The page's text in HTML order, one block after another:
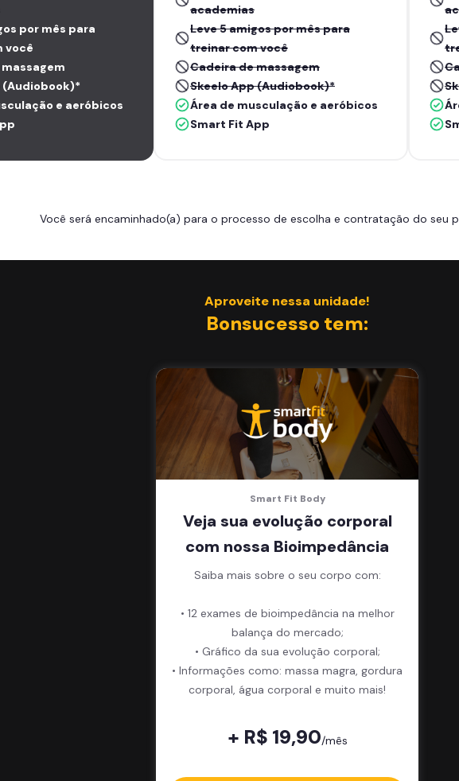
por mês para
você
(Audiobook)*
e aeróbicos
academias
Leve 5 amigos por mês para
treinar com você
Cadeira de massagem
Skeelo App (Audiobook)*
Área de musculação e aeróbicos
Smart Fit App
Você será encaminhado(a) para o processo de escolha e contratação do seu
Aproveite nessa unidade!
Bonsucesso tem:
Smart Fit Body
Veja sua evolução corporal
com nossa Bioimpedância
Saiba mais sobre o seu corpo com:
• 12 exames de bioimpedância na melhor
balança do mercado;
• Gráfico da sua evolução corporal;
• Informações como: massa magra, gordura
corporal, água corporal e muito mais!
+ R$ 19,90/mês